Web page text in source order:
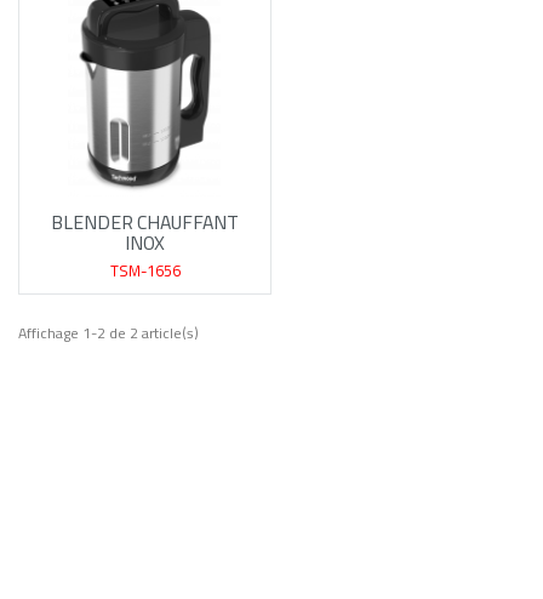
BLENDER CHAUFFANT
INOX
TSM-1656
Affichage 1-2 de 2 article(s)